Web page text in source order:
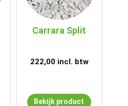
Carrara Split
222,00incl. btw
Bekijk product